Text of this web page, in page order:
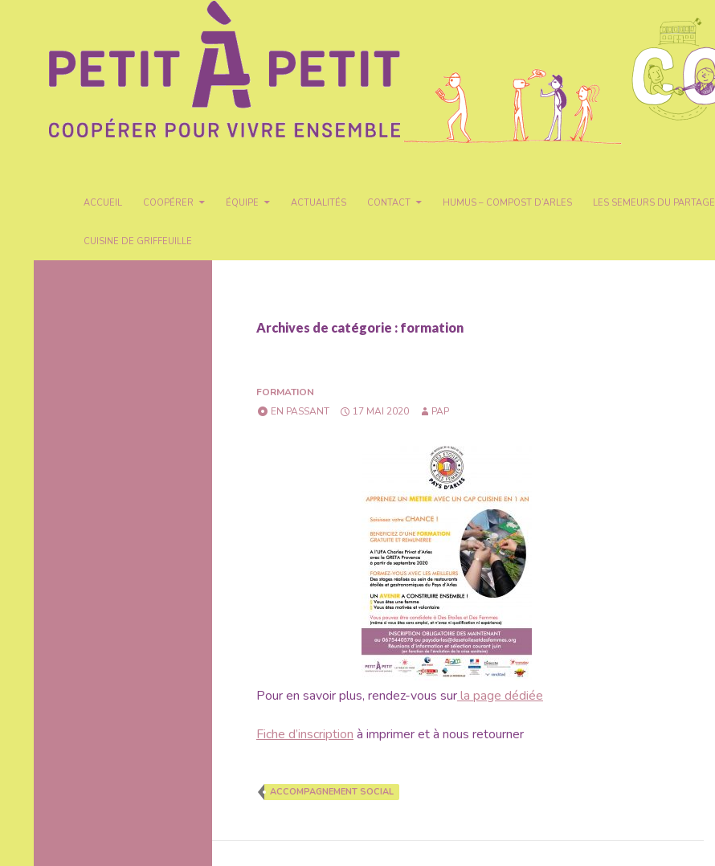
ACCUEIL
COOPÉRER ÉQUIPE ACTUALITÉS CONTACT HUMUS – COMPOST D’ARLES LES SEMEURS DU PARTAGE
CUISINE DE GRIFFEUILLE
Archives de catégorie : formation
FORMATION
EN PASSANT
17 MAI 2020 PAP
Pour en savoir plus, rendez-vous surla page dédiée
Fiche d’inscription à imprimer et à nous retourner
ACCOMPAGNEMENT SOCIAL